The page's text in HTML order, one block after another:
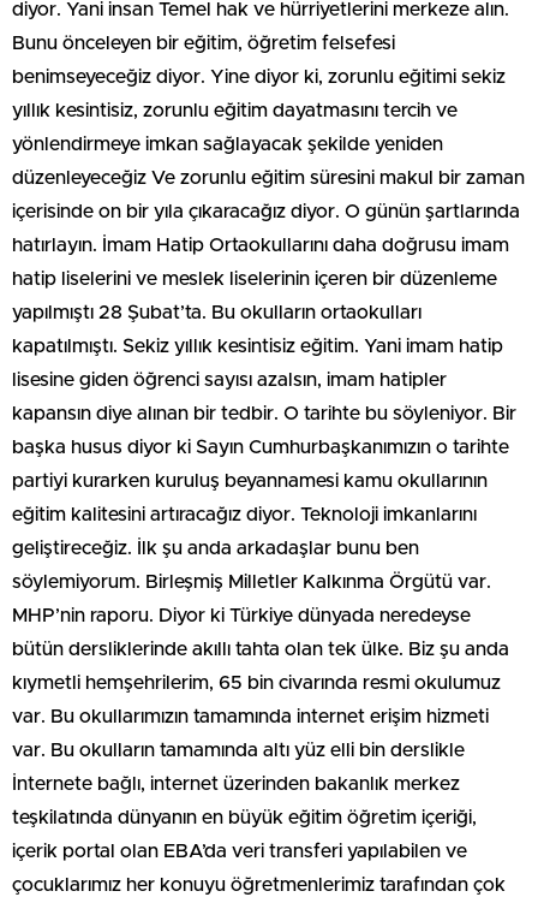
diyor. Yani insan Temel hak ve hürriyetlerini merkeze alın.
Bunu önceleyen bir eğitim, öğretim felsefesi
benimseyeceğiz diyor. Yine diyor ki, zorunlu eğitimi sekiz
yıllık kesintisiz, zorunlu eğitim dayatmasını tercih ve
yönlendirmeye imkan sağlayacak şekilde yeniden
düzenleyeceğiz Ve zorunlu eğitim süresini makul bir zaman
içerisinde on bir yıla çıkaracağız diyor. O günün şartlarında
hatırlayın. İmam Hatip Ortaokullarını daha doğrusu imam
hatip liselerini ve meslek liselerinin içeren bir düzenleme
yapılmıştı 28 Şubat’ta. Bu okulların ortaokulları
kapatılmıştı. Sekiz yıllık kesintisiz eğitim. Yani imam hatip
lisesine giden öğrenci sayısı azalsın, imam hatipler
kapansın diye alınan bir tedbir. O tarihte bu söyleniyor. Bir
başka husus diyor ki Sayın Cumhurbaşkanımızın o tarihte
partiyi kurarken kuruluş beyannamesi kamu okullarının
eğitim kalitesini artıracağız diyor. Teknoloji imkanlarını
geliştireceğiz. İlk şu anda arkadaşlar bunu ben
söylemiyorum. Birleşmiş Milletler Kalkınma Örgütü var.
MHP’nin raporu. Diyor ki Türkiye dünyada neredeyse
bütün dersliklerinde akıllı tahta olan tek ülke. Biz şu anda
kıymetli hemşehrilerim, 65 bin civarında resmi okulumuz
var. Bu okullarımızın tamamında internet erişim hizmeti
var. Bu okulların tamamında altı yüz elli bin derslikle
İnternete bağlı, internet üzerinden bakanlık merkez
teşkilatında dünyanın en büyük eğitim öğretim içeriği,
içerik portal olan EBA’da veri transferi yapılabilen ve
çocuklarımız her konuyu öğretmenlerimiz tarafından çok